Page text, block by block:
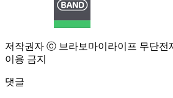
저작권자 ⓒ 브라보마이라이프 무단전
이용 금지
댓글